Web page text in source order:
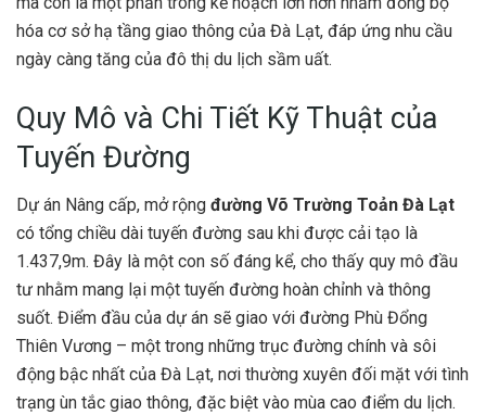
hóa cơ sở hạ tầng giao thông của Đà Lạt, đáp ứng nhu cầu
ngày càng tăng của đô thị du lịch sầm uất.
Quy Mô và Chi Tiết Kỹ Thuật của
Tuyến Đường
Dự án Nâng cấp, mở rộng đường Võ Trường Toản Đà Lạt
có tổng chiều dài tuyến đường sau khi được cải tạo là
1.437,9m. Đây là một con số đáng kể, cho thấy quy mô đầu
tư nhằm mang lại một tuyến đường hoàn chỉnh và thông
suốt. Điểm đầu của dự án sẽ giao với đường Phù Đổng
Thiên Vương – một trong những trục đường chính và sôi
động bậc nhất của Đà Lạt, nơi thường xuyên đối mặt với tình
trạng ùn tắc giao thông, đặc biệt vào mùa cao điểm du lịch.